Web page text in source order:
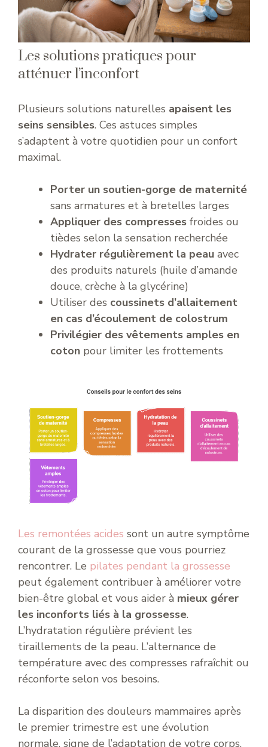
Les solutions pratiques pour
atténuer l’inconfort
Plusieurs solutions naturelles apaisent les
seins sensibles. Ces astuces simples
s’adaptent à votre quotidien pour un confort
maximal.
Porter un soutien-gorge de maternité
sans armatures et à bretelles larges
Appliquer des compresses froides ou
tièdes selon la sensation recherchée
Hydrater régulièrement la peau avec
des produits naturels (huile d’amande
douce, crèche à la glycérine)
Utiliser des coussinets d’allaitement
en cas d’écoulement de colostrum
Privilégier des vêtements amples en
coton pour limiter les frottements
Les remontées acides sont un autre symptôme
courant de la grossesse que vous pourriez
rencontrer. Le pilates pendant la grossesse
peut également contribuer à améliorer votre
bien-être global et vous aider à mieux gérer
les inconforts liés à la grossesse.
L’hydratation régulière prévient les
tiraillements de la peau. L’alternance de
température avec des compresses rafraîchit ou
réconforte selon vos besoins.
La disparition des douleurs mammaires après
le premier trimestre est une évolution
normale, signe de l’adaptation de votre corps.